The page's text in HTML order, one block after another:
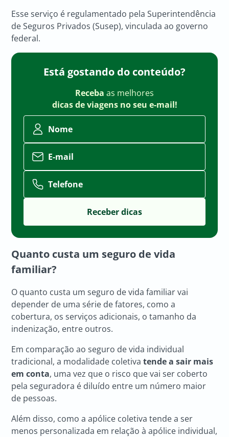
Esse serviço é regulamentado pela Superintendência
de Seguros Privados (Susep), vinculada ao governo
federal.
Está gostando do conteúdo?
Receba as melhores
dicas de viagens no seu e-mail!
Nome
E-mail
Telefone
Quanto custa um seguro de vida
familiar?
O quanto custa um seguro de vida familiar vai
depender de uma série de fatores, como a
cobertura, os serviços adicionais, o tamanho da
indenização, entre outros.
Em comparação ao seguro de vida individual
tradicional, a modalidade coletivatende a sair mais
em conta, uma vez que o risco que vai ser coberto
pela seguradora é diluído entre um número maior
de pessoas.
Além disso, como a apólice coletiva tende a ser
menos personalizada em relação à apólice individual,